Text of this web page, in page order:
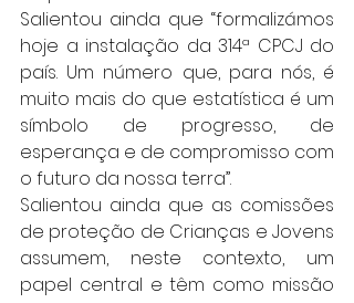
Salientou ainda que “formalizámos
hoje a instalação da 314ª CPCJ do
país. Um número que, para nós, é
muito mais do que estatística é um
símbolo de progresso, de
esperança e de compromisso com
o futuro da nossa terra”.
Salientou ainda que as comissões
de proteção de Crianças e Jovens
assumem, neste contexto, um
papel central e têm como missão